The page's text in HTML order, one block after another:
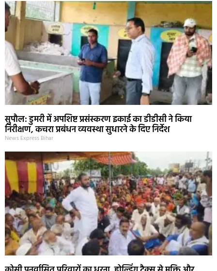
सुपौल: डुमरी में अपशिष्ट प्रसंस्करण इकाई का डीडीसी ने किया
निरीक्षण, कचरा प्रबंधन व्यवस्था सुधारने के दिए निर्देश
News Express Bihar